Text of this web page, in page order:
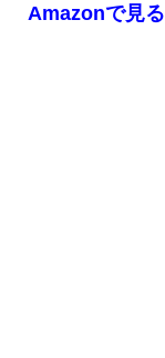
Amazonで見る